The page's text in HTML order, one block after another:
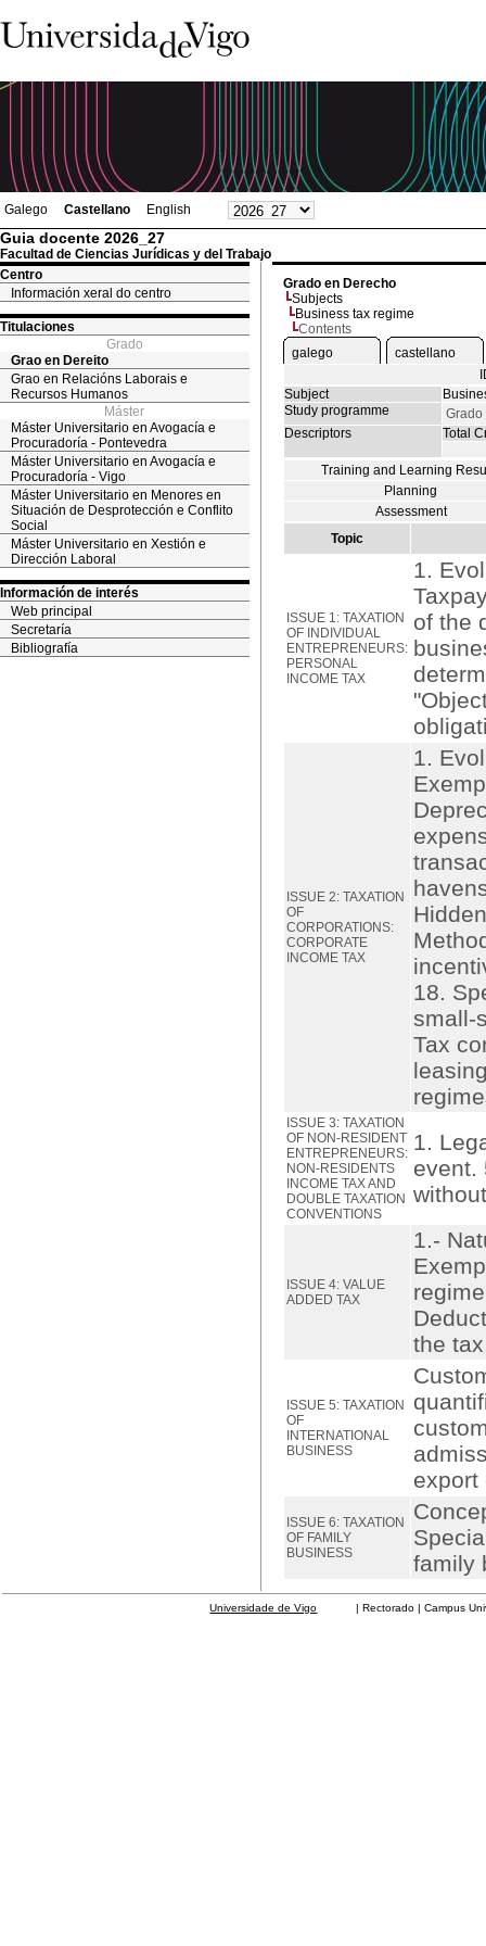
Galego Castellano English
Guia docente 2026_27
Facultad de Ciencias Jurídicas y del Trabajo
Centro
Información xeral do centro
Titulaciones
Grado
Grao en Dereito
Grao en Relacións Laborais e
Recursos Humanos
Máster
Máster Universitario en Avogacía e
Procuradoría - Pontevedra
Máster Universitario en Avogacía e
Procuradoría - Vigo
Máster Universitario en Menores en
Situación de Desprotección e Conflito
Social
Máster Universitario en Xestión e
Dirección Laboral
Información de interés
Web principal
Secretaría
Bibliografía
Grado en Derecho
Subjects
Business tax regime
Contents
galego
castellano
Subject
Study programme
Grado
Descriptors
Total
Training and Learning
Planning
Assessment
Topic
ISSUE 1: TAXATION
OF INDIVIDUAL
ENTREPRENEURS:
PERSONAL
INCOME TAX
1.
of the
ISSUE 2: TAXATION
OF
CORPORATIONS:
CORPORATE
INCOME TAX
1.
18.
small-
Tax
ISSUE 3: TAXATION
OF NON-RESIDENT
ENTREPRENEURS:
NON-RESIDENTS
INCOME TAX AND
DOUBLE TAXATION
CONVENTIONS
1.
event.
ISSUE 4: VALUE
ADDED TAX
1.-
the
ISSUE 5: TAXATION
OF
INTERNATIONAL
BUSINESS
export
ISSUE 6: TAXATION
OF FAMILY
BUSINESS
family
Universidade de Vigo | Rectorado | Campus